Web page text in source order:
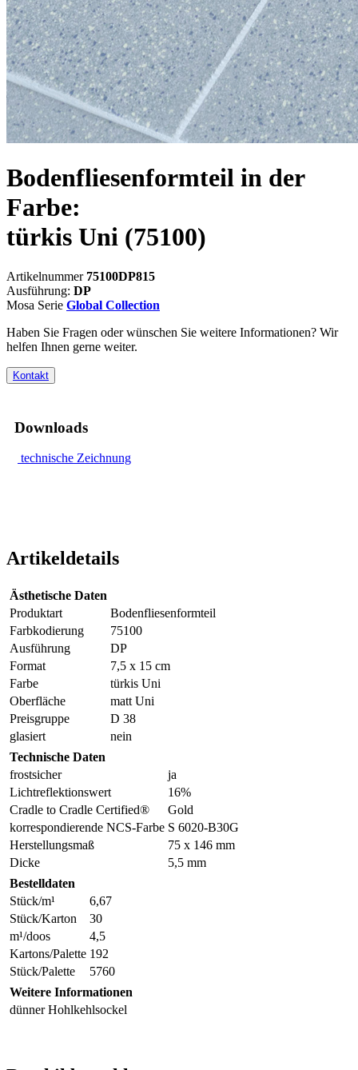
Bodenfliesenformteil in der
Farbe:
türkis Uni (75100)
Artikelnummer 75100DP815
Ausführung: DP
Mosa Serie Global Collection
Haben Sie Fragen oder wünschen Sie weitere Informationen? Wir
helfen Ihnen gerne weiter.
Kontakt
Downloads
technische Zeichnung
Artikeldetails
Ästhetische Daten
Produktart
Bodenfliesenformteil
Farbkodierung
75100
Ausführung
DP
Format
7,5 x 15 cm
Farbe
türkis Uni
Oberfläche
matt Uni
Preisgruppe
D 38
glasiert
nein
Technische Daten
frostsicher
ja
Lichtreflektionswert
16%
Cradle to Cradle Certified®
Gold
korrespondierende NCS-Farbe S 6020-B30G
Herstellungsmaß
75 x 146 mm
Dicke
5,5 mm
Bestelldaten
Stück/m¹
6,67
Stück/Karton
30
m¹/doos
4,5
Kartons/Palette 192
Stück/Palette
5760
Weitere Informationen
dünner Hohlkehlsockel